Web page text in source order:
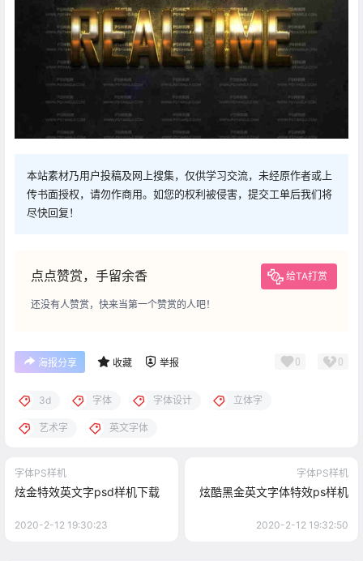
本站素材乃用户投稿及网上搜集，仅供学习交流，未经原作者或上
传书面授权，请勿作商用。如您的权利被侵害，提交工单后我们将
尽快回复！
点点赞赏，手留余香 给TA打赏
还没有人赞赏，快来当第一个赞赏的人吧！
海报分享 收藏 举报 0 0
3d 字体 字体设计 立体字
艺术字 英文字体
字体PS样机
炫金特效英文字psd样机下载
2020-2-12 19:30:23
字体PS样机
炫酷黑金英文字体特效ps样机
2020-2-12 19:32:50